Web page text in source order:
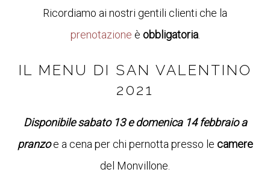
Ricordiamo ai nostri gentili clienti che la
prenotazione è obbligatoria.
IL MENU DI SAN VALENTINO
2021
Disponibilesabato 13 e domenica 14 febbraioa
pranzoe a cena per chi pernotta presso le camere
del Monvillone.